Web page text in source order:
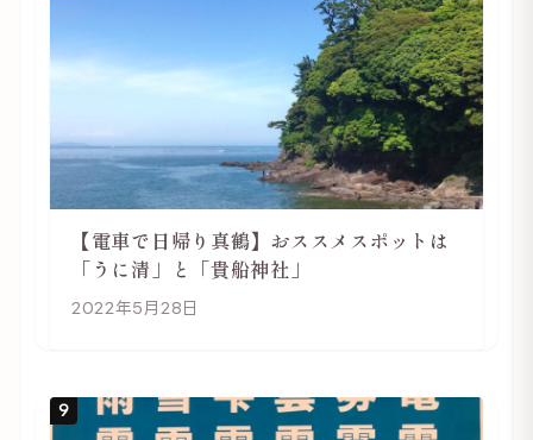
【電車で日帰り真鶴】おススメスポットは
「うに清」と「貴船神社」
2022年5月28日
9